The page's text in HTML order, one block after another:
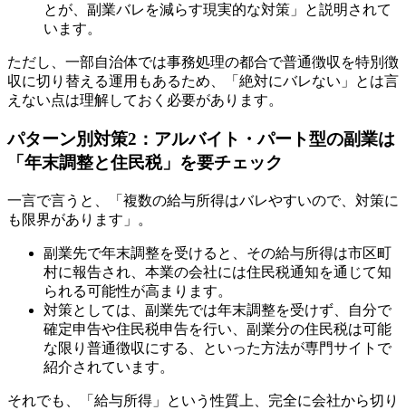
とが、副業バレを減らす現実的な対策」と説明されて
います。
ただし、一部自治体では事務処理の都合で普通徴収を特別徴
収に切り替える運用もあるため、「絶対にバレない」とは言
えない点は理解しておく必要があります。
パターン別対策2：アルバイト・パート型の副業は
「年末調整と住民税」を要チェック
一言で言うと、「複数の給与所得はバレやすいので、対策に
も限界があります」。
副業先で年末調整を受けると、その給与所得は市区町
村に報告され、本業の会社には住民税通知を通じて知
られる可能性が高まります。
対策としては、副業先では年末調整を受けず、自分で
確定申告や住民税申告を行い、副業分の住民税は可能
な限り普通徴収にする、といった方法が専門サイトで
紹介されています。
それでも、「給与所得」という性質上、完全に会社から切り